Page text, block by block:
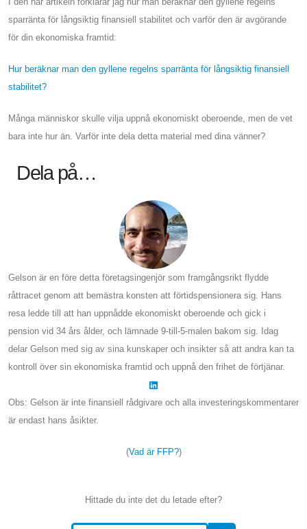
sparränta för långsiktig finansiell stabilitet och varför den är avgörande
för din ekonomiska framtid:
Hur beräknar man den gyllene regelns sparränta för långsiktig finansiell
stabilitet?
Många människor skulle vilja uppnå ekonomiskt oberoende, men de vet
bara inte hur än. Varför inte dela detta material med dina vänner?
Dela på…
Gelson är en före detta företagsingenjör som framgångsrikt flydde
råttracet genom att bemästra konsten att förtidspensionera sig. Hans
resa ledde till att han uppnådde ekonomiskt oberoende och gick i
pension vid 34 års ålder, och lämnade 9-till-5-malen bakom sig. Idag
delar Gelson med sig av sina kunskaper och insikter så att andra kan ta
kontroll över sin ekonomiska framtid och uppnå den frihet de förtjänar.
Obs: Gelson är inte finansiell rådgivare och alla investeringskommentarer
är endast hans åsikter.
(Vad är FFP?)
Hittade du inte det du letade efter?